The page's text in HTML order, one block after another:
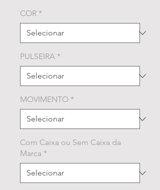
COR *
PULSEIRA *
MOVIMENTO *
Com Caixa ou Sem Caixa da
Marca *